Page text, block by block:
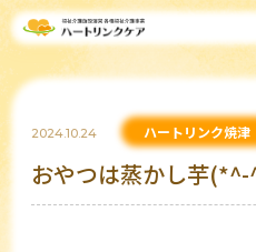
2024.10.24 ハートリンク焼津
おやつは蒸かし芋